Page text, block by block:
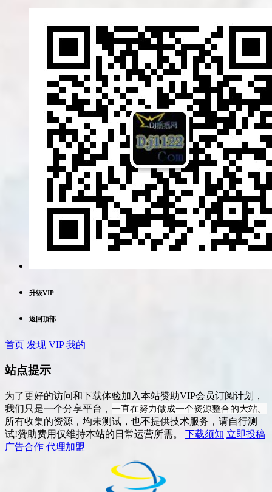
升级VIP
返回顶部
首页 发现 VIP 我的
站点提示
为了更好的访问和下载体验加入本站赞助VIP会员订阅计划，
我们只是一个分享平台， 一直在努力做成一个资源整合的大站。
所有收集的资源，均未测试，也不提供技术服务，请自行测
试!赞助费用仅维持本站的日常运营所需。 下载须知 立即投稿
广告合作 代理加盟